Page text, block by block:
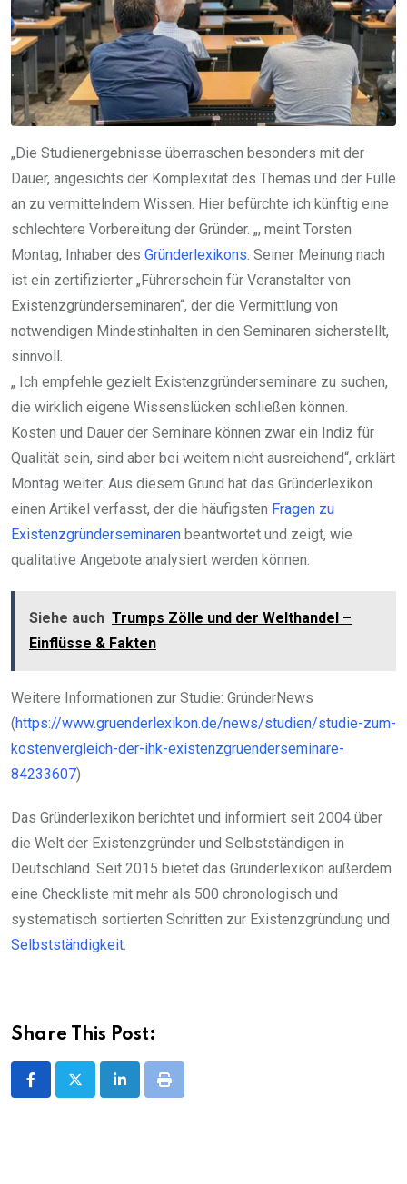
„Die Studienergebnisse überraschen besonders mit der
Dauer, angesichts der Komplexität des Themas und der Fülle
an zu vermittelndem Wissen. Hier befürchte ich künftig eine
schlechtere Vorbereitung der Gründer. „, meint Torsten
Montag, Inhaber des Gründerlexikons. Seiner Meinung nach
ist ein zertifizierter „Führerschein für Veranstalter von
Existenzgründerseminaren“, der die Vermittlung von
notwendigen Mindestinhalten in den Seminaren sicherstellt,
sinnvoll.
„ Ich empfehle gezielt Existenzgründerseminare zu suchen,
die wirklich eigene Wissenslücken schließen können.
Kosten und Dauer der Seminare können zwar ein Indiz für
Qualität sein, sind aber bei weitem nicht ausreichend“, erklärt
Montag weiter. Aus diesem Grund hat das Gründerlexikon
einen Artikel verfasst, der die häufigsten Fragen zu
Existenzgründerseminaren beantwortet und zeigt, wie
qualitative Angebote analysiert werden können.
Siehe auch Trumps Zölle und der Welthandel –
Einflüsse & Fakten
Weitere Informationen zur Studie: GründerNews
(https://www.gruenderlexikon.de/news/studien/studie-zum-
kostenvergleich-der-ihk-existenzgruenderseminare-
84233607)
Das Gründerlexikon berichtet und informiert seit 2004 über
die Welt der Existenzgründer und Selbstständigen in
Deutschland. Seit 2015 bietet das Gründerlexikon außerdem
eine Checkliste mit mehr als 500 chronologisch und
systematisch sortierten Schritten zur Existenzgründung und
Selbstständigkeit.
Share This Post:
LinkedInPrint